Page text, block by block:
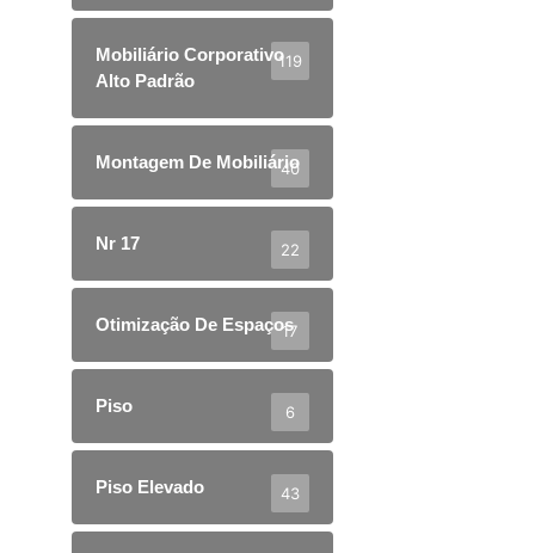
Mobiliário Corporativo
Alto Padrão
119
Montagem De Mobiliário
40
Nr 17 22
Otimização De Espaços
17
Piso 6
Piso Elevado 43